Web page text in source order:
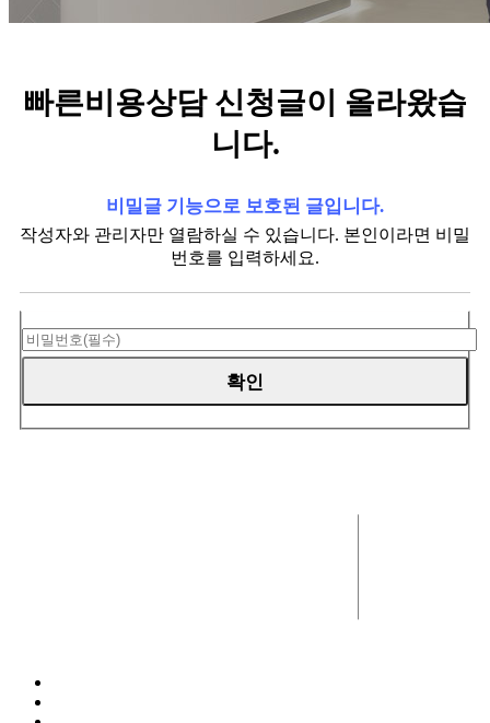
빠른비용상담 신청글이 올라왔습
니다.
비밀글 기능으로 보호된 글입니다.
작성자와 관리자만 열람하실 수 있습니다. 본인이라면 비밀
번호를 입력하세요.